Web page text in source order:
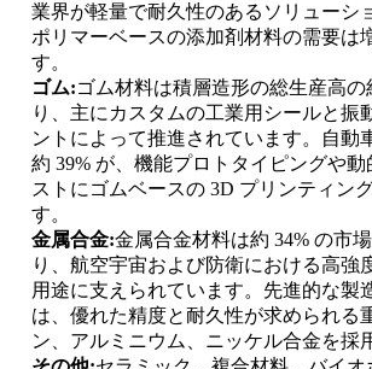
業界が軽量で耐久性のあるソリューシ
ポリマーベースの添加剤材料の需要は
す。
ゴム:ゴム材料は積層造形の総生産高の
り、主にカスタムの工業用シールと振
ントによって推進されています。自動
約 39% が、機能プロトタイピングや
ストにゴムベースの 3D プリンティン
す。
金属合金:金属合金材料は約 34% の市
り、航空宇宙および防衛における高強
用途に支えられています。先進的な製
は、優れた精度と耐久性が求められる
ン、アルミニウム、ニッケル合金を採